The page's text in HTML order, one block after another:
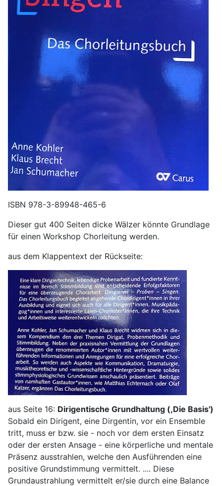
ISBN 978-3-89948-465-6
Dieser gut 400 Seiten dicke Wälzer könnte Grundlage
für einen Workshop Chorleitung werden.
aus dem Klappentext der Rückseite:
aus Seite 16: Dirigentische Grundhaltung (,Die Basis')
Sobald ein Dirigent, eine Dirgentin, vor ein Ensemble
tritt, muss er bzw. sie - noch vor dem ersten Einsatz
oder der ersten Ansage - eine körperliche und mentale
Präsenz ausstrahlen, welche den Ausführenden eine
positive Grundstimmung vermittelt. .... Diese
Grundaustrahlung vermittelt er/sie durch eine Balance